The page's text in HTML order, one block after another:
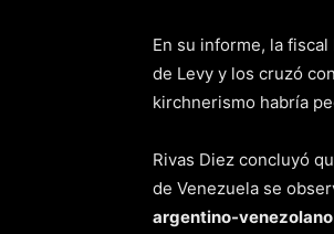
En su informe, la
de Levy y los cruzó
kirchnerismo habría
Rivas Diez concluyó
de Venezuela se
argentino-venezolano